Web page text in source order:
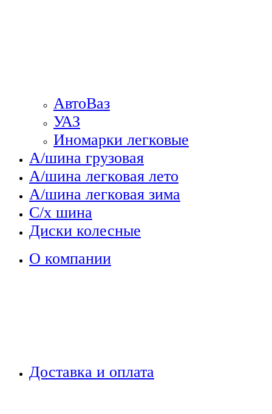
АвтоВаз
УАЗ
Иномарки легковые
А/шина грузовая
А/шина легковая лето
А/шина легковая зима
С/х шина
Диски колесные
О компании
Доставка и оплата